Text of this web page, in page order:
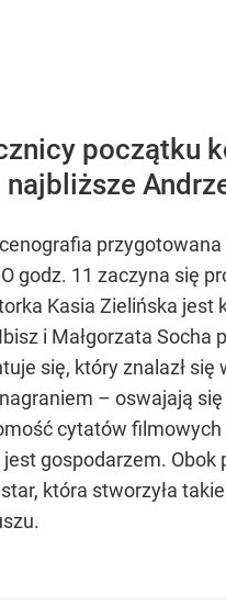
początku
najbliższe
godz. 11 zaczyna się
Kasia Zielińska jest
i Małgorzata Socha
się, który znalazł
– oswajają
cytatów filmowych
gospodarzem. Obok
która stworzyła